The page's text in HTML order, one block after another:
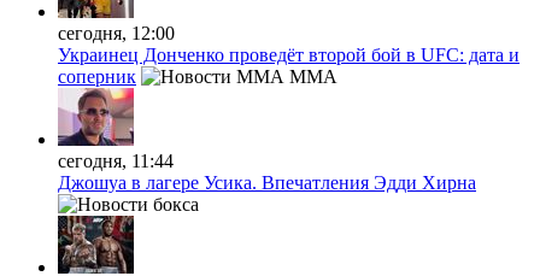
сегодня, 12:00
Украинец Донченко проведёт второй бой в UFC: дата и
соперник
MMA
сегодня, 11:44
Джошуа в лагере Усика. Впечатления Эдди Хирна